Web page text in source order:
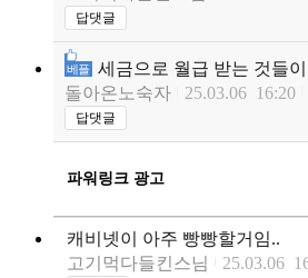
답댓글
베플
세금으로 월급 받는 것들
돌아온노숙자
25.03.06 16:20
답댓글
파워링크 광고
캐비넷이 아주 빵빵할거임..
고기먹다들킨스님
25.03.06